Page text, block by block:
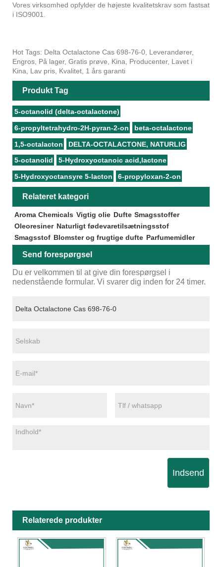
Vores virksomhed opfylder de højeste kvalitetskrav som fastsat
i ISO9001.
Hot Tags: Delta Octalactone Cas 698-76-0, Leverandører,
Engros, På lager, Gratis prøve, Kina, Producenter, Lavet i
Kina, Lav pris, Kvalitet, 1 års garanti
Produkt Tag
5-octanolid (delta-octalactone)
6-propyltetrahydro-2H-pyran-2-on beta-octalactone
1,5-octalacton DELTA-OCTALACTONE, NATURLIG
5-octanolid 5-Hydroxyoctanoic acid,lactone
5-Hydroxyoctansyre 5-lacton 6-propyloxan-2-on
Relateret kategori
Aroma Chemicals Vigtig olie Dufte Smagsstoffer
Oleoresiner Naturligt fødevaretilsætningsstof
Smagsstof Blomster og frugtige dufte Parfumemidler
Send forespørgsel
Du er velkommen til at give din forespørgsel i
nedenstående formular. Vi svarer dig inden for 24 timer.
Indsend
Relaterede produkter